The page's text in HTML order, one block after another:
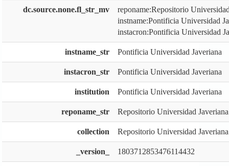
dc.source.none.fl_str_mv
reponame:Repositorio
instname:Pontificia Universidad
instacron:Pontificia Universidad
instname_str Pontificia Universidad Javeriana
instacron_str Pontificia Universidad Javeriana
institution Pontificia Universidad Javeriana
reponame_str Repositorio Universidad Javeriana
collection Repositorio Universidad Javeriana
_version_ 1803712853476114432